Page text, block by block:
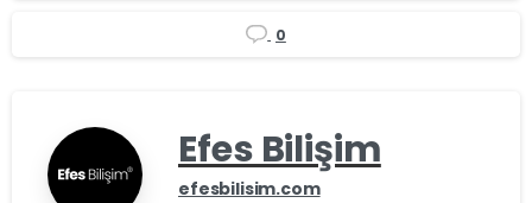
0
Efes Bilişim
efesbilisim.com